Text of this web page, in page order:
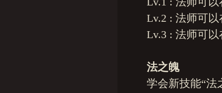
Lv.2 : 法师可以
Lv.3 : 法师可以
法之魄
学会新技能“法之